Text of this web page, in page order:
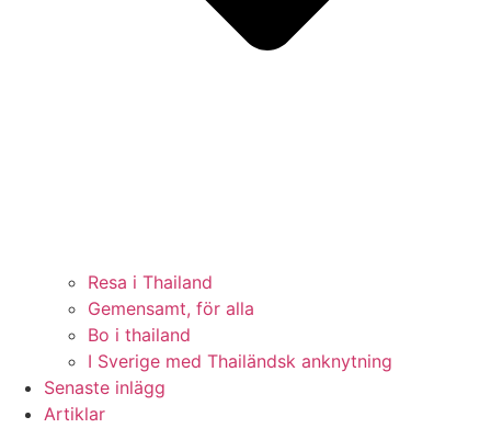
Resa i Thailand
Gemensamt, för alla
Bo i thailand
I Sverige med Thailändsk anknytning
Senaste inlägg
Artiklar